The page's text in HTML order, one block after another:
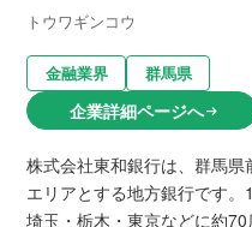
トウワギンコウ
金融業界 群馬県
企業詳細ページへarrow_right_alt
株式会社東和銀行は、群馬
エリアとする地方銀行です
埼玉・栃木・東京などに約